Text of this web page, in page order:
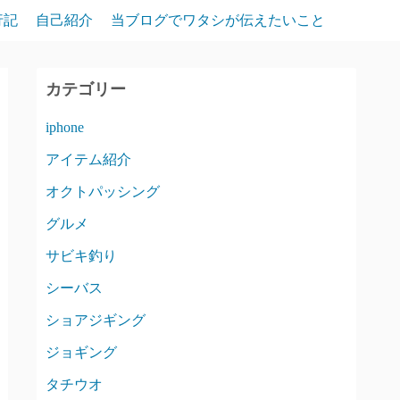
記 自己紹介 当ブログでワタシが伝えたいこと
カテゴリー
iphone
アイテム紹介
オクトパッシング
グルメ
サビキ釣り
シーバス
ショアジギング
ジョギング
タチウオ